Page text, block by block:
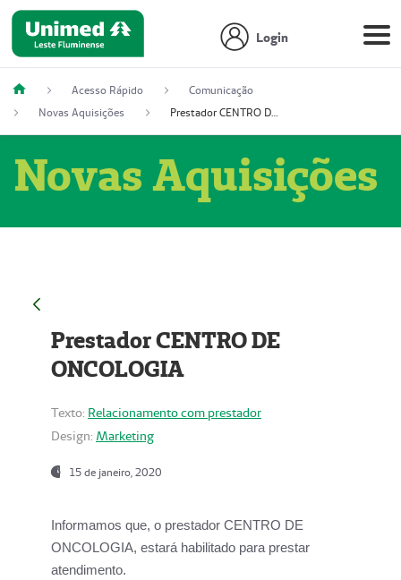
Login
Acesso Rápido
Comunicação
Novas Aquisições
Prestador CENTRO DE ONCOLOGIA
Novas Aquisições
Prestador CENTRO DE
ONCOLOGIA
Texto: Relacionamento com prestador
Design: Marketing
15 de janeiro, 2020
Informamos que, o prestador CENTRO DE
ONCOLOGIA, estará habilitado para prestar
atendimento.